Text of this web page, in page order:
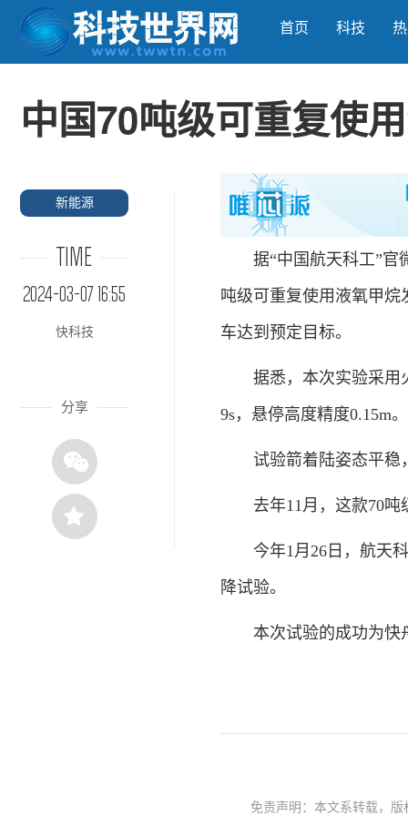
首页 科技
中国70吨级可重复使
新能源
TIME
2024-03-07 16:55
快科技
分享
据“中国航天科工”官微
吨级可重复使用液氧甲
车达到预定目标。
据悉，本次实验采用火
9s，悬停高度精度0.15m。
试验箭着陆姿态平稳，
去年11月，这款70吨
今年1月26日，航天科
降试验。
本次试验的成功为快舟
免责声明：本文系转载，